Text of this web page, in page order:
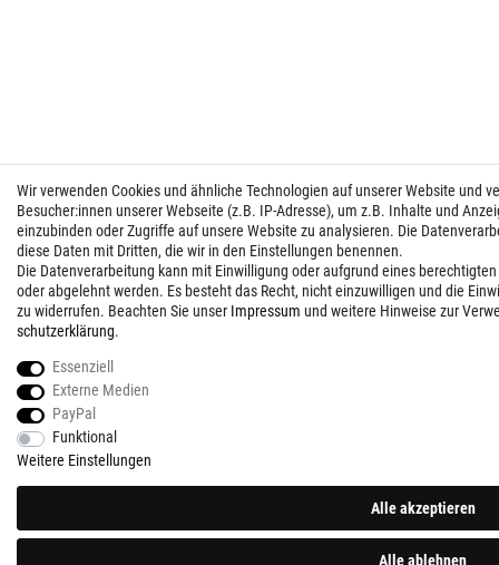
Wir verwenden Cookies und ähnliche Technologien auf unserer Website und
Besucher:innen unserer Webseite (z.B. IP-Adresse), um z.B. Inhalte und
einzubinden oder Zugriffe auf unsere Website zu analysieren. Die
diese Daten mit Dritten, die wir in den Einstellungen benennen.
Die Datenverarbeitung kann mit Einwilligung oder aufgrund eines
oder abgelehnt werden. Es besteht das Recht, nicht einzuwilligen und die
zu widerrufen. Beachten Sie unser Impressum und weitere Hinweise zur
schutz­erklärung.
Essenziell
Externe Medien
PayPal
Funktional
Weitere Einstellungen
Alle akzeptieren
Alle ablehnen